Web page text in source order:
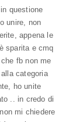
questione
unire, non
appena le
sparita e cmq
fb non me
categoria
ho unite
.. in credo di
mi chiedere